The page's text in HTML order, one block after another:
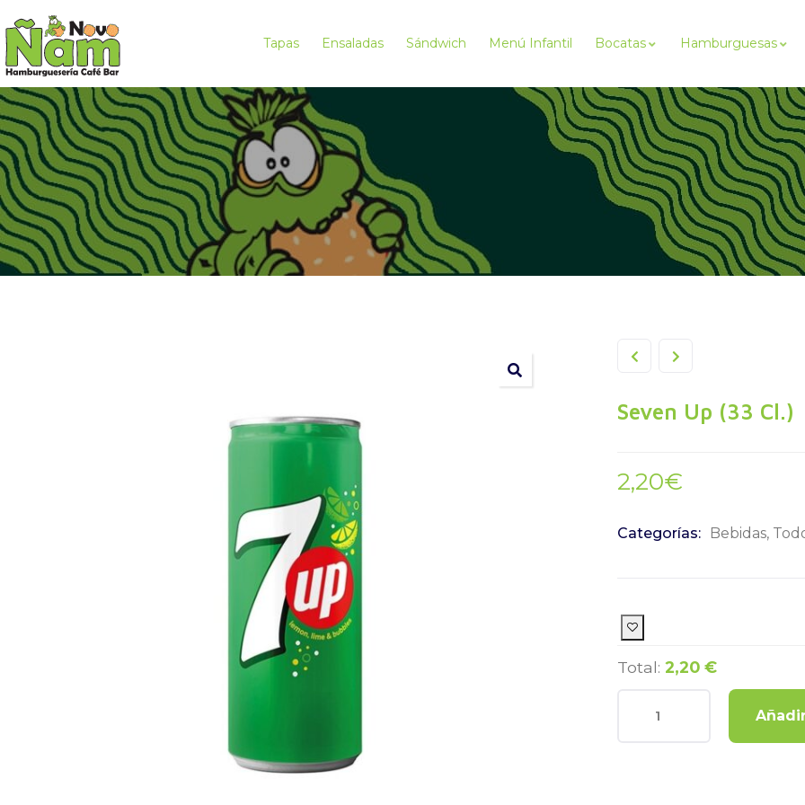
Tapas Ensaladas Sándwich Menú Infantil Bocatas Hamburguesas
Seven Up (33 Cl.)
2,20€
Categorías: Bebidas,
Total: 2,20 €